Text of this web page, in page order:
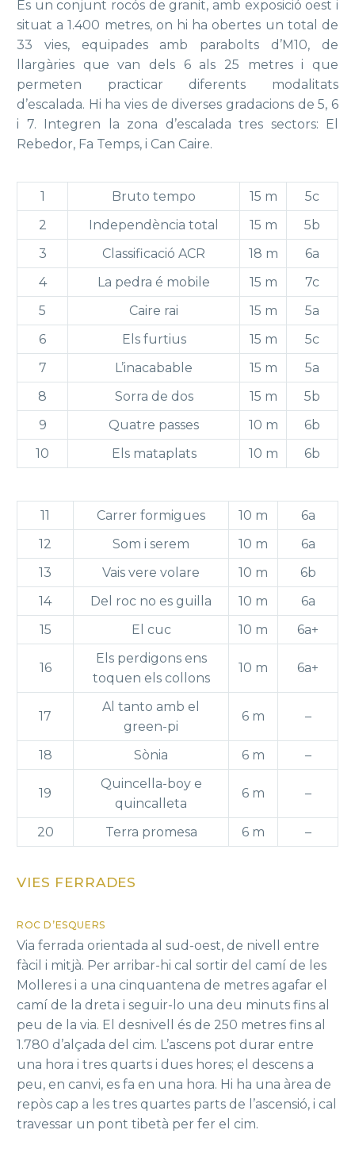
És un conjunt rocós de granit, amb exposició oest i
situat a 1.400 metres, on hi ha obertes un total de
33 vies, equipades amb parabolts d’M10, de
llargàries que van dels 6 als 25 metres i que
permeten practicar diferents modalitats
d’escalada. Hi ha vies de diverses gradacions de 5, 6
i 7. Integren la zona d’escalada tres sectors: El
Rebedor, Fa Temps, i Can Caire.
1 Bruto tempo 15 m
5c
2
Independència total 15 m
5b
3
Classificació ACR 18 m
6a
4
La pedra é mobile 15 m
7c
5
Caire rai 15 m
5a
6
Els furtius 15 m
5c
7
L’inacabable 15 m
5a
8
Sorra de dos 15 m
5b
9
Quatre passes 10 m
6b
10
Els mataplats 10 m 6b
11 Carrer formigues 10 m
6a
12
Som i serem 10 m
6a
13
Vais vere volare 10 m
6b
14
Del roc no es guilla 10 m
6a
15
El cuc 10 m 6a+
16
Els perdigons ens
toquen els collons
10 m 6a+
17
Al tanto amb el
green-pi
6 m –
18 Sònia 6 m –
19
Quincella-boy e
quincalleta
6 m –
20 Terra promesa 6 m –
VIES FERRADES
ROC D’ESQUERS
Via ferrada orientada al sud-oest, de nivell entre
fàcil i mitjà. Per arribar-hi cal sortir del camí de les
Molleres i a una cinquantena de metres agafar el
camí de la dreta i seguir-lo una deu minuts fins al
peu de la via. El desnivell és de 250 metres fins al
1.780 d’alçada del cim. L’ascens pot durar entre
una hora i tres quarts i dues hores; el descens a
peu, en canvi, es fa en una hora. Hi ha una àrea de
repòs cap a les tres quartes parts de l’ascensió, i cal
travessar un pont tibetà per fer el cim.